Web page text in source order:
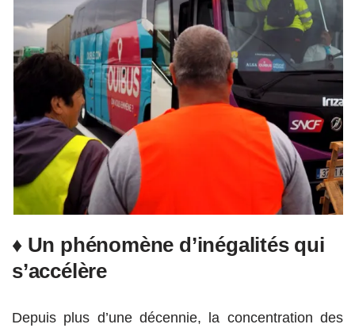
♦ Un phénomène d’inégalités qui
s’accélère
Depuis plus d’une décennie, la concentration des